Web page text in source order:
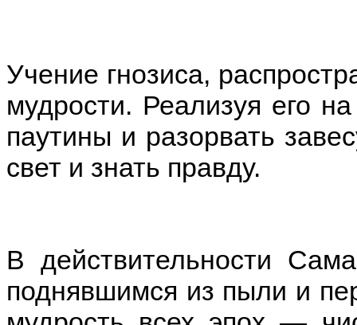
Учение гнозиса,
мудрости. Реализуя его
паутины и разорвать
свет и знать правду.
В действительности
поднявшимся из пыли и